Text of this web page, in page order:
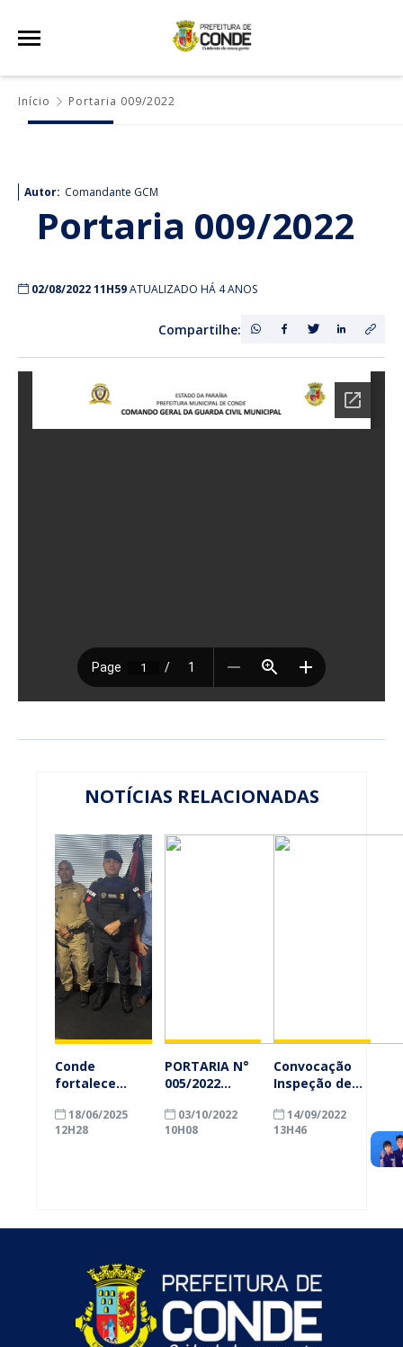
Início Portaria 009/2022
Autor: Comandante GCM
Portaria 009/2022
02/08/2022 11H59ATUALIZADO HÁ 4 ANOS
Compartilhe:
NOTÍCIAS RELACIONADAS
Conde
fortalece
a Polícia
Militar para
18/06/2025
12H28
PORTARIA N°
005/2022
03/10/2022
10H08
Convocação
Inspeção de
14/09/2022
13H46